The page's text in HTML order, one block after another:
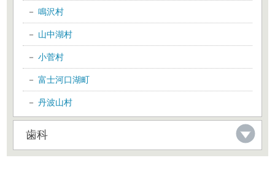
鳴沢村
山中湖村
小菅村
富士河口湖町
丹波山村
歯科